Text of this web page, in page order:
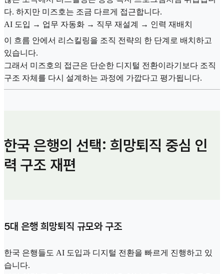
다. 하지만 미즈호는 조금 다르게 접근합니다.
AI 도입 → 업무 자동화 → 직무 재설계 → 인력 재배치
이 흐름 안에서 리스킬링을 조직 전략의 한 단계로 배치하고
있습니다.
그래서 미즈호의 접근은 단순한 디지털 전환이라기보다 조직
구조 자체를 다시 설계하는 과정에 가깝다고 평가됩니다.
한국 은행의 선택: 희망퇴직 중심 인
력 구조 재편
5대 은행 희망퇴직 규모와 구조
한국 은행들도 AI 도입과 디지털 전환을 빠르게 진행하고 있
습니다.